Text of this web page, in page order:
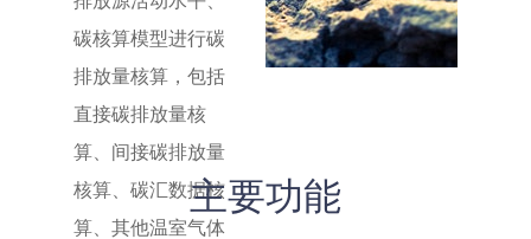
碳核算模型进行碳
排放量核算，包括
直接碳排放量核
算、间接碳排放量
核算、碳汇数据核
算、其他温室气体
主要功能